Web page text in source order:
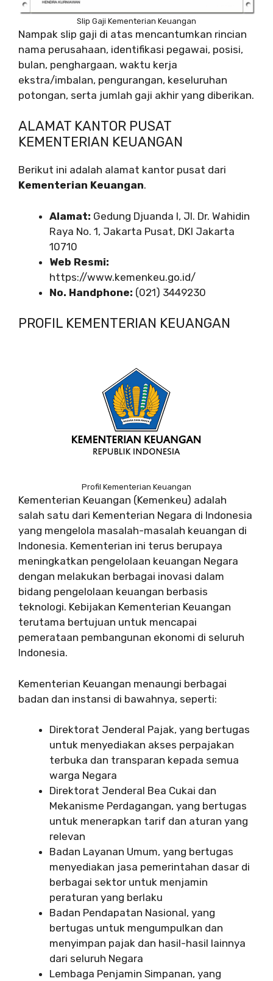
Slip Gaji Kementerian Keuangan
Nampak slip gaji di atas mencantumkan rincian
nama perusahaan, identifikasi pegawai, posisi,
bulan, penghargaan, waktu kerja
ekstra/imbalan, pengurangan, keseluruhan
potongan, serta jumlah gaji akhir yang diberikan.
ALAMAT KANTOR PUSAT
KEMENTERIAN KEUANGAN
Berikut ini adalah alamat kantor pusat dari
Kementerian Keuangan.
Alamat: Gedung Djuanda I, Jl. Dr. Wahidin
Raya No. 1, Jakarta Pusat, DKI Jakarta
10710
Web Resmi:
https://www.kemenkeu.go.id/
No. Handphone: (021) 3449230
PROFIL KEMENTERIAN KEUANGAN
Profil Kementerian Keuangan
Kementerian Keuangan (Kemenkeu) adalah
salah satu dari Kementerian Negara di Indonesia
yang mengelola masalah-masalah keuangan di
Indonesia. Kementerian ini terus berupaya
meningkatkan pengelolaan keuangan Negara
dengan melakukan berbagai inovasi dalam
bidang pengelolaan keuangan berbasis
teknologi. Kebijakan Kementerian Keuangan
terutama bertujuan untuk mencapai
pemerataan pembangunan ekonomi di seluruh
Indonesia.
Kementerian Keuangan menaungi berbagai
badan dan instansi di bawahnya, seperti:
Direktorat Jenderal Pajak, yang bertugas
untuk menyediakan akses perpajakan
terbuka dan transparan kepada semua
warga Negara
Direktorat Jenderal Bea Cukai dan
Mekanisme Perdagangan, yang bertugas
untuk menerapkan tarif dan aturan yang
relevan
Badan Layanan Umum, yang bertugas
menyediakan jasa pemerintahan dasar di
berbagai sektor untuk menjamin
peraturan yang berlaku
Badan Pendapatan Nasional, yang
bertugas untuk mengumpulkan dan
menyimpan pajak dan hasil-hasil lainnya
dari seluruh Negara
Lembaga Penjamin Simpanan, yang